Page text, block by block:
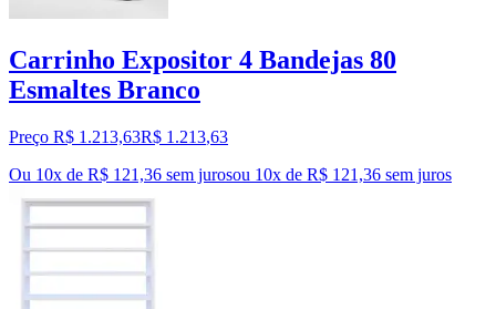
Carrinho Expositor 4 Bandejas 80
Esmaltes Branco
Preço R$ 1.213,63R$ 1.213,63
Ou 10x de R$ 121,36 sem jurosou 10x de R$ 121,36 sem juros